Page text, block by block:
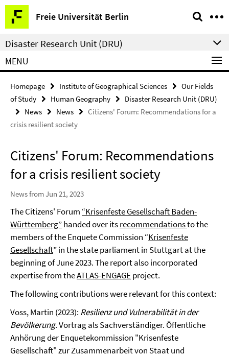
Springe
direkt
zu
Inhalt
Freie Universität Berlin
Service
Navigation
Disaster Research Unit (DRU)
MENU
Homepage Institute of Geographical Sciences
Our Fields
of Study
Human Geography
Disaster Research Unit (DRU)
News
News
Citizens' Forum: Recommendations for a
crisis resilient society
Citizens' Forum: Recommendations
for a crisis resilient society
News from Jun 21, 2023
The Citizens' Forum “Krisenfeste Gesellschaft Baden-
Württemberg”handed over itsrecommendationsto the
members of the Enquete Commission “Krisenfeste
Gesellschaft” in the state parliament in Stuttgart at the
beginning of June 2023. The report also incorporated
expertise from theATLAS-ENGAGEproject.
The following contributions were relevant for this context:
Voss, Martin (2023): Resilienz und Vulnerabilität in der
Bevölkerung. Vortrag als Sachverständiger. Öffentliche
Anhörung der Enquetekommission "Krisenfeste
Gesellschaft" zur Zusammenarbeit von Staat und